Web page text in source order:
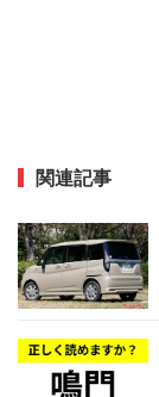
関連記事